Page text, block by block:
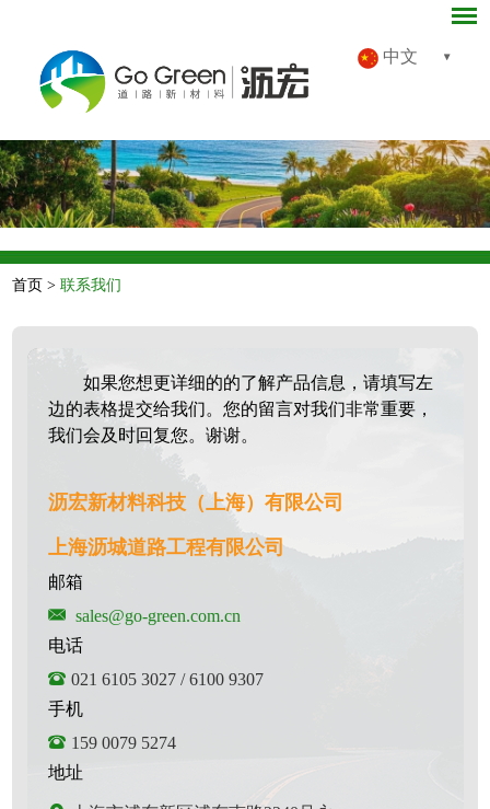
中文
首页 >联系我们
如果您想更详细的的了解产品信息，请填写左
边的表格提交给我们。您的留言对我们非常重要，
我们会及时回复您。谢谢。
沥宏新材料科技（上海）有限公司
上海沥城道路工程有限公司
邮箱
sales@go-green.com.cn
电话
021 6105 3027 / 6100 9307
手机
159 0079 5274
地址